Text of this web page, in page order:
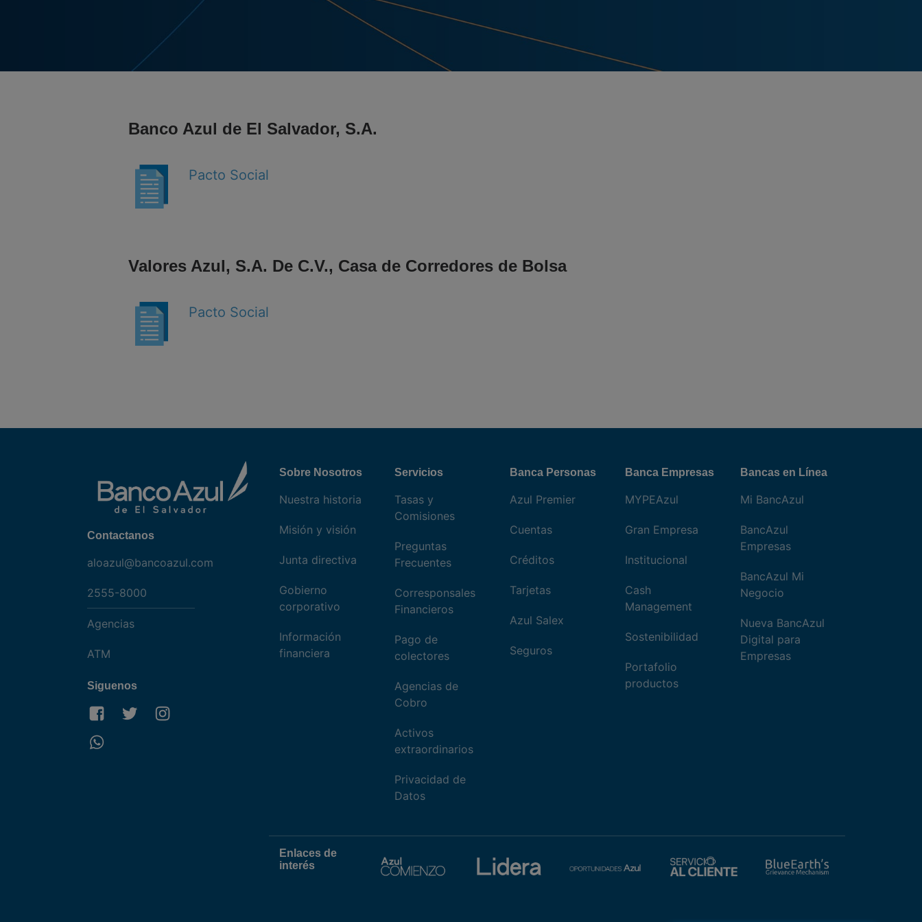
Banco Azul de El Salvador, S.A.
Pacto Social
Valores Azul, S.A. De C.V., Casa de Corredores de Bolsa
Pacto Social
Contactanos
aloazul@bancoazul.com
2555-8000
Agencias
ATM
Siguenos
Sobre Nosotros
Nuestra historia
Misión y visión
Junta directiva
Gobierno
corporativo
Información
financiera
Servicios
Tasas y
Comisiones
Preguntas
Frecuentes
Corresponsales
Financieros
Pago de
colectores
Agencias de
Cobro
Activos
extraordinarios
Privacidad de
Datos
Banca Personas
Azul Premier
Cuentas
Créditos
Tarjetas
Azul Salex
Seguros
Banca Empresas
MYPEAzul
Gran Empresa
Institucional
Cash
Management
Sostenibilidad
Portafolio
productos
Bancas en Línea
Mi BancAzul
BancAzul
Empresas
BancAzul Mi
Negocio
Nueva BancAzul
Digital para
Empresas
Enlaces de
interés